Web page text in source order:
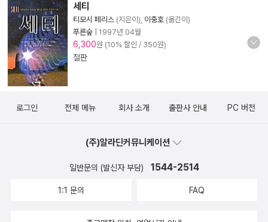
세티
티모시 페리스 (지은이), 이충호 (옮긴이)
푸른숲
1997년 04월
6,300원 (10% 할인 / 350원)
절판
로그인 전체 메뉴 회사 소개 출판사 안내 PC 버전
(주)알라딘커뮤니케이션
일반문의 (발신자 부담) 1544-2514
1:1 문의 FAQ